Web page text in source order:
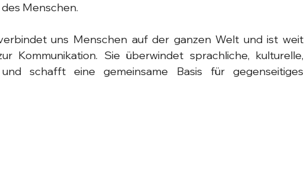
Menschen.
uns Menschen auf der ganzen Welt und ist weit
Kommunikation. Sie überwindet sprachliche, kulturelle,
schafft eine gemeinsame Basis für gegenseitiges